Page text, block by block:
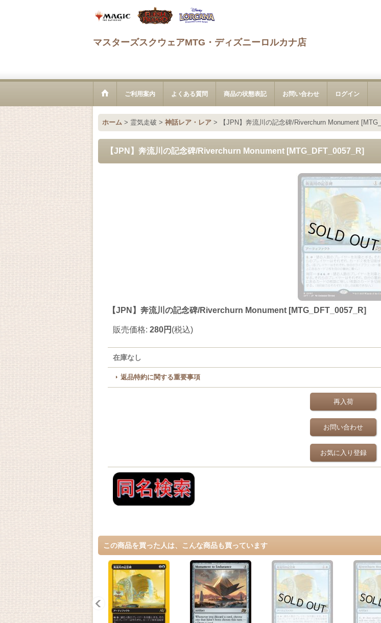
マスターズスクウェアMTG・ディズニーロルカナ店
ご利用案内 よくある質問 商品の状態表記 お問い合わせ ログイン
ホーム > 霊気走破 > 神話レア・レア > 【JPN】奔流川の記念碑/Riverchurn Monument
【JPN】奔流川の記念碑/Riverchurn Monument [MTG_DFT_0057_R]
【JPN】奔流川の記念碑/Riverchurn Monument [MTG_DFT_0057_R]
販売価格: 280円 (税込)
在庫なし
返品特約に関する重要事項
再入荷
お問い合わせ
お気に入り登録
この商品を買った人は、こんな商品も買っています